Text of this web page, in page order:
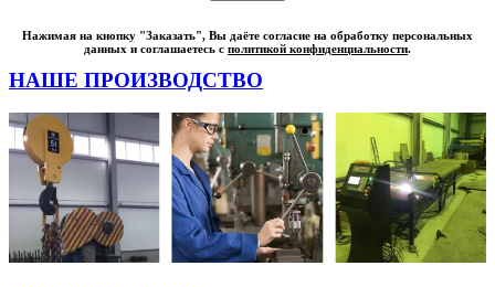
Нажимая на кнопку "Заказать", Вы даёте согласие на обработку персональных
данных и соглашаетесь с политикой конфиденциальности.
НАШЕ ПРОИЗВОДСТВО